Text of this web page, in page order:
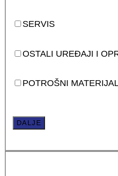
SERVIS
OSTALI UREĐAJI I
POTROŠNI
DALJE